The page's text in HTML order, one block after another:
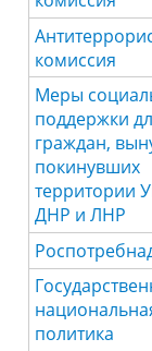
комиссия
Меры
поддержки
граждан,
покинувших
территории
ДНР и ЛНР
политика